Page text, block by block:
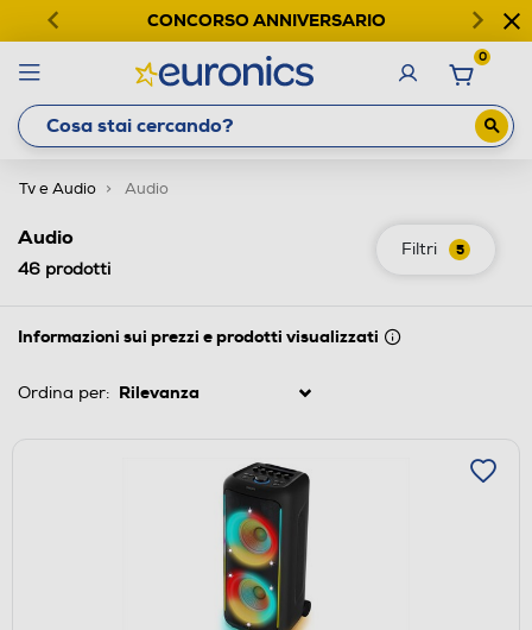
CONCORSO ANNIVERSARIO
0
Tv e Audio Audio
Filtri 5
Audio
46 prodotti
Informazioni sui prezzi e prodotti visualizzati
Ordina per: